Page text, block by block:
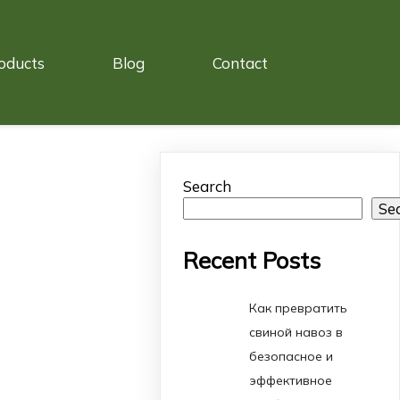
Blog Contact
Search
Recent Posts
Как превратить
свиной навоз в
безопасное и
эффективное